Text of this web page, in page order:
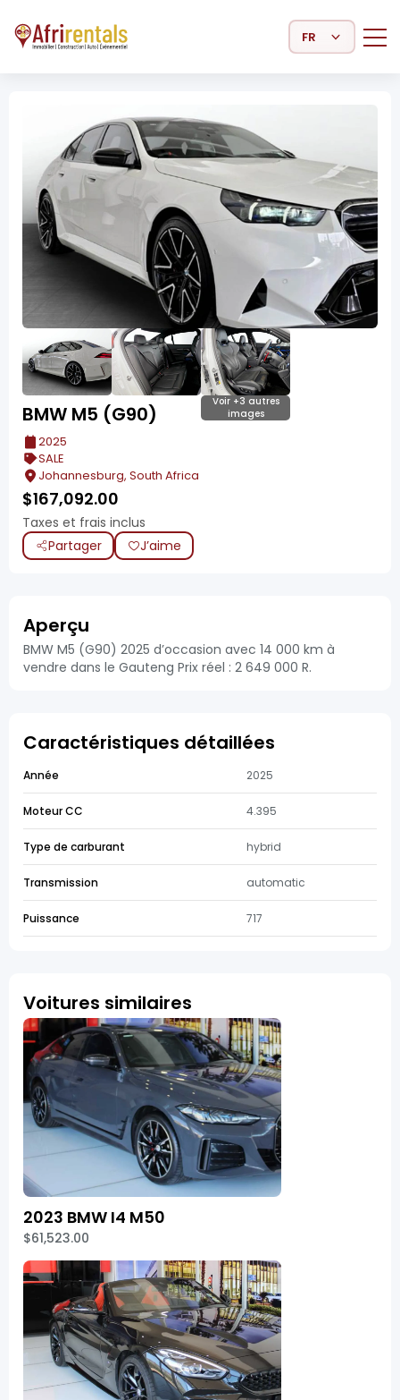
Select Language
Voir +3 autres
images
BMW M5 (G90)
2025
SALE
Johannesburg, South Africa
$167,092.00
Taxes et frais inclus
Partager
J’aime
Aperçu
BMW M5 (G90) 2025 d’occasion avec 14 000 km à
vendre dans le Gauteng Prix réel : 2 649 000 R.
Caractéristiques détaillées
Année 2025
Moteur CC 4.395
Type de carburant hybrid
Transmission automatic
Puissance 717
Voitures similaires
2023 BMW I4 M50
$61,523.00